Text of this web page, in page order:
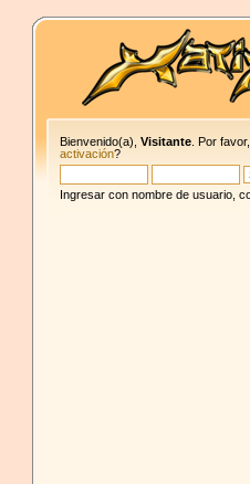
Bienvenido(a),Visitante . Por
activación?
Ingresar con nombre de usuario,